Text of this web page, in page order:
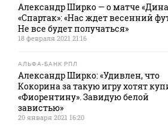
Александр Ширко — о матче
«Спартак»: «Нас ждет весенний
Не все будет получаться»
18 февраля 2021 21:16
АЛЬФА-БАНК РПЛ
Александр Ширко: «Удивлен, что
Кокорина за такую игру хотят
«Фиорентину». Завидую белой
завистью»
20 января 2021 16:20